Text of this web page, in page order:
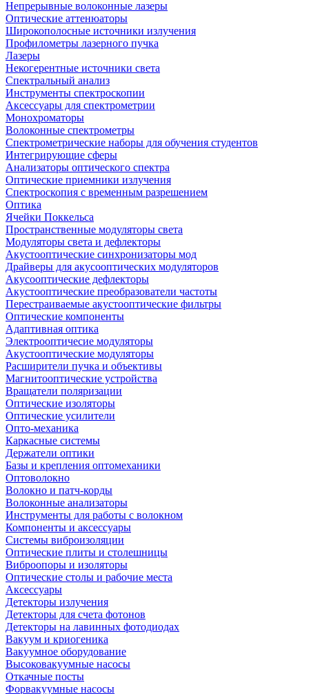
Непрерывные волоконные лазеры
Оптические аттенюаторы
Широкополосные источники излучения
Профилометры лазерного пучка
Лазеры
Некогерентные источники света
Спектральный анализ
Инструменты спектроскопии
Аксессуары для спектрометрии
Монохроматоры
Волоконные спектрометры
Спектрометрические наборы для обучения студентов
Интегрирующие сферы
Анализаторы оптического спектра
Оптические приемники излучения
Спектроскопия с временным разрешением
Оптика
Ячейки Поккельса
Пространственные модуляторы света
Модуляторы света и дефлекторы
Акустооптические синхронизаторы мод
Драйверы для акусооптических модуляторов
Акусооптические дефлекторы
Акустооптические преобразователи частоты
Перестраиваемые акустооптические фильтры
Оптические компоненты
Адаптивная оптика
Электрооптичесие модуляторы
Акустооптические модуляторы
Расширители пучка и объективы
Магнитооптические устройства
Вращатели поляризации
Оптические изоляторы
Оптические усилители
Опто-механика
Каркасные системы
Держатели оптики
Базы и крепления оптомеханики
Оптоволокно
Волокно и патч-корды
Волоконные анализаторы
Инструменты для работы с волокном
Компоненты и аксессуары
Системы виброизоляции
Оптические плиты и столешницы
Виброопоры и изоляторы
Оптические столы и рабочие места
Аксессуары
Детекторы излучения
Детекторы для счета фотонов
Детекторы на лавинных фотодиодах
Вакуум и криогеника
Вакуумное оборудование
Высоковакуумные насосы
Откачные посты
Форвакуумные насосы